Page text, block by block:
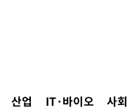
산업 IT·바이오 사회
역 3년